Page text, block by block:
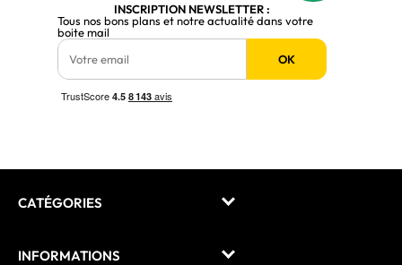
INSCRIPTION NEWSLETTER :
Tous nos bons plans et notre actualité dans votre
boite mail
OK
CATÉGORIES
INFORMATIONS